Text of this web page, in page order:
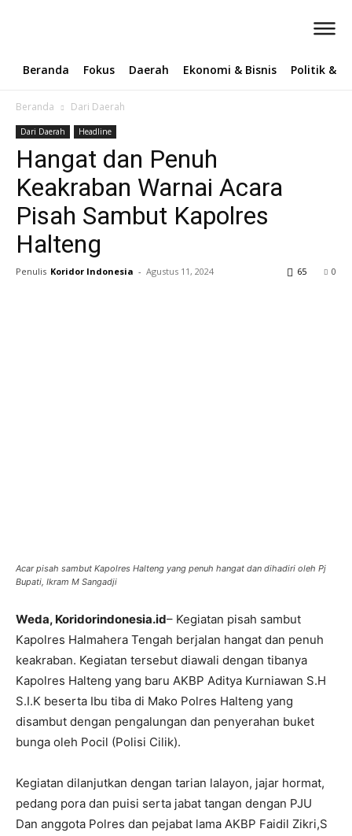
Beranda Fokus Daerah Ekonomi & Bisnis Politik &
Beranda Dari Daerah
Dari Daerah Headline
Hangat dan Penuh
Keakraban Warnai Acara
Pisah Sambut Kapolres
Halteng
Penulis Koridor Indonesia - Agustus 11, 2024 0
65
Acar pisah sambut Kapolres Halteng yang penuh hangat dan dihadiri oleh Pj
Bupati, Ikram M Sangadji
Weda, Koridorindonesia.id– Kegiatan pisah sambut
Kapolres Halmahera Tengah berjalan hangat dan penuh
keakraban. Kegiatan tersebut diawali dengan tibanya
Kapolres Halteng yang baru AKBP Aditya Kurniawan S.H
S.I.K beserta Ibu tiba di Mako Polres Halteng yang
disambut dengan pengalungan dan penyerahan buket
bunga oleh Pocil (Polisi Cilik).
Kegiatan dilanjutkan dengan tarian lalayon, jajar hormat,
pedang pora dan puisi serta jabat tangan dengan PJU
Dan anggota Polres dan pejabat lama AKBP Faidil Zikri,S